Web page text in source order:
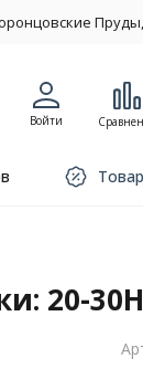
Войти
20-